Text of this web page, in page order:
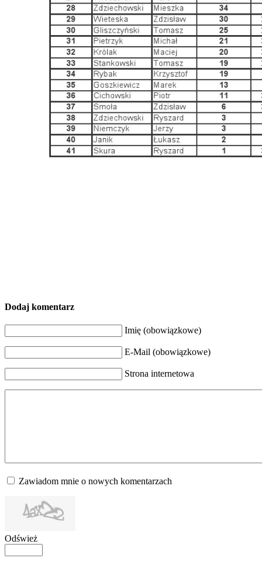
Dodaj komentarz
Imię (obowiązkowe)
E-Mail (obowiązkowe)
Strona internetowa
Zawiadom mnie o nowych komentarzach
Odśwież